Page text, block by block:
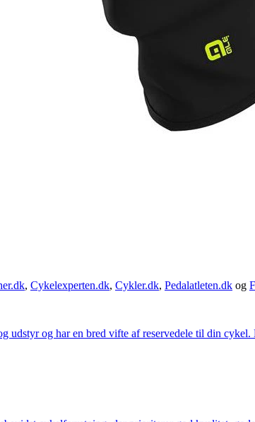
, Cykelexperten.dk, Cykler.dk, Pedalatleten.dk og
og har en bred vifte af reservedele til din cykel.